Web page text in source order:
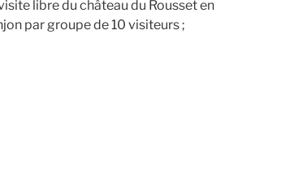
libre du château du Rousset en
par groupe de 10 visiteurs ;